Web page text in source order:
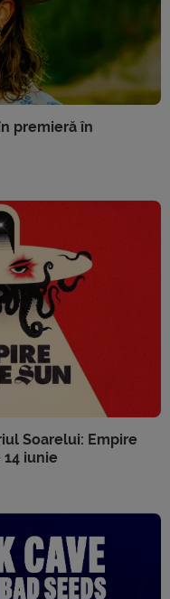
premieră în
Soarelui: Empire
iunie